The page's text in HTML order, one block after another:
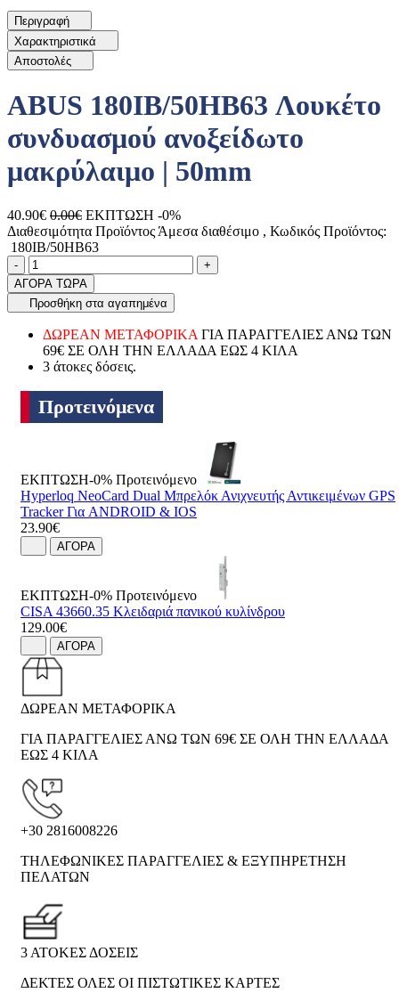
Περιγραφή
Χαρακτηριστικά
Αποστολές
ABUS 180IB/50HB63 Λουκέτο
συνδυασμού ανοξείδωτο
μακρύλαιμο | 50mm
40.90€ 0.00€ ΕΚΠΤΩΣΗ -0%
Διαθεσιμότητα Προϊόντος Άμεσα διαθέσιμο , Κωδικός Προϊόντος:
180IB/50HB63
Ποσότητα
-product.increase.quantity +
ΑΓΟΡΑ ΤΩΡΑ
Προσθήκη στα αγαπημένα
ΔΩΡΕΑΝ ΜΕΤΑΦΟΡΙΚΑ ΓΙΑ ΠΑΡΑΓΓΕΛΙΕΣ ΑΝΩ ΤΩΝ
69€ ΣΕ ΟΛΗ ΤΗΝ ΕΛΛΑΔΑ ΕΩΣ 4 ΚΙΛΑ
3 άτοκες δόσεις.
Προτεινόμενα
ΕΚΠΤΩΣΗ-0% Προτεινόμενο
Hyperloq NeoCard Dual Μπρελόκ Ανιχνευτής Αντικειμένων GPS
Tracker Για ANDROID & IOS
23.90€
ΑΓΟΡΑ
ΕΚΠΤΩΣΗ-0% Προτεινόμενο
CISA 43660.35 Κλειδαριά πανικού κυλίνδρου
129.00€
ΑΓΟΡΑ
ΔΩΡΕΑΝ ΜΕΤΑΦΟΡΙΚΑ
ΓΙΑ ΠΑΡΑΓΓΕΛΙΕΣ ΑΝΩ ΤΩΝ 69€ ΣΕ ΟΛΗ ΤΗΝ ΕΛΛΑΔΑ
ΕΩΣ 4 ΚΙΛΑ
+30 2816008226
ΤΗΛΕΦΩΝΙΚΕΣ ΠΑΡΑΓΓΕΛΙΕΣ & ΕΞΥΠΗΡΕΤΗΣΗ
ΠΕΛΑΤΩΝ
3 ΑΤΟΚΕΣ ΔΟΣΕΙΣ
ΔΕΚΤΕΣ ΟΛΕΣ ΟΙ ΠΙΣΤΩΤΙΚΕΣ ΚΑΡΤΕΣ